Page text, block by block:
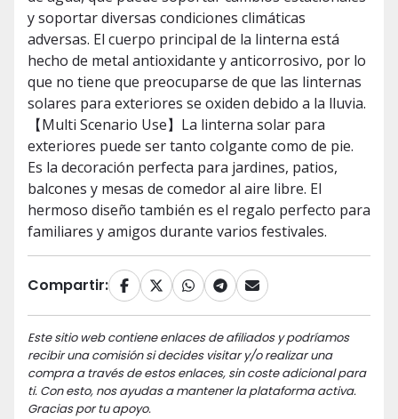
y soportar diversas condiciones climáticas
adversas. El cuerpo principal de la linterna está
hecho de metal antioxidante y anticorrosivo, por lo
que no tiene que preocuparse de que las linternas
solares para exteriores se oxiden debido a la lluvia.
【Multi Scenario Use】La linterna solar para
exteriores puede ser tanto colgante como de pie.
Es la decoración perfecta para jardines, patios,
balcones y mesas de comedor al aire libre. El
hermoso diseño también es el regalo perfecto para
familiares y amigos durante varios festivales.
Compartir:
Este sitio web contiene enlaces de afiliados y podríamos
recibir una comisión si decides visitar y/o realizar una
compra a través de estos enlaces, sin coste adicional para
ti. Con esto, nos ayudas a mantener la plataforma activa.
Gracias por tu apoyo.